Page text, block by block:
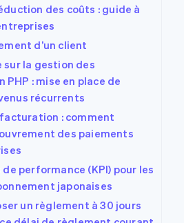
des coûts : guide à
d’un client
sur la gestion des
PHP : mise en place de
récurrents
: comment
des paiements
performance (KPI) pour les
japonaises
un règlement à 30 jours